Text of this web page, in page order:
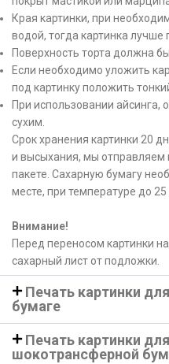
Края картинки, при
водой, тогда картинка лучше
Поверхность торта должна
Если необходимо уложить
под картинку положить
При использовании
сухим.
Срок хранения картинки 20
и высыхания, мы отправляем
пакете. Сахарную бумагу
месте, при температуре до 25
Внимание!
Перед переносом картинки
сахарный лист от подложки.
Печать картинки
бумаге
Печать картинки
шокотрансферной